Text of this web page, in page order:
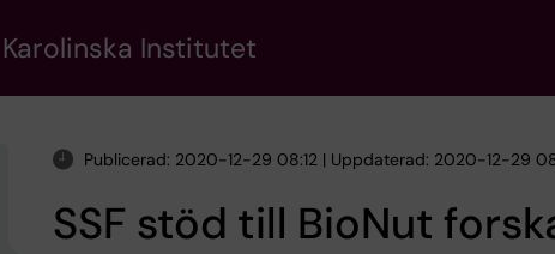
Institutet
Publicerad: 2020-12-29 08:12 | Uppdaterad: 2020-12-29
SSF stöd till BioNut